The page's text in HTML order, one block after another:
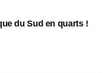
du Sud en quarts !